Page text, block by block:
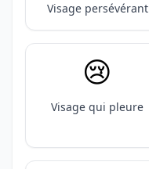
Visage persévérant
😢
Visage qui pleure